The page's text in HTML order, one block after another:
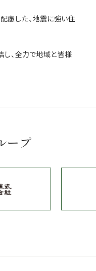
慮した、地震に強い住
し、全力で地域と皆様
ープ